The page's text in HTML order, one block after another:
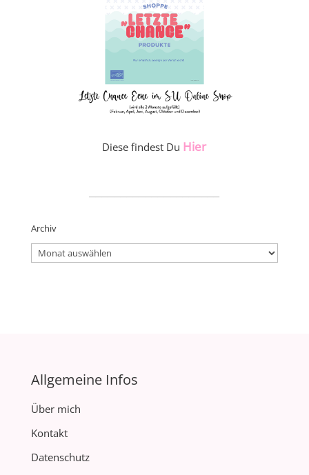
Diese findest Du Hier
Archiv
Archiv
Allgemeine Infos
Über mich
Kontakt
Datenschutz